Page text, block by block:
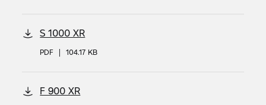
S 1000 XR
PDF | 104.17 KB
F 900 XR